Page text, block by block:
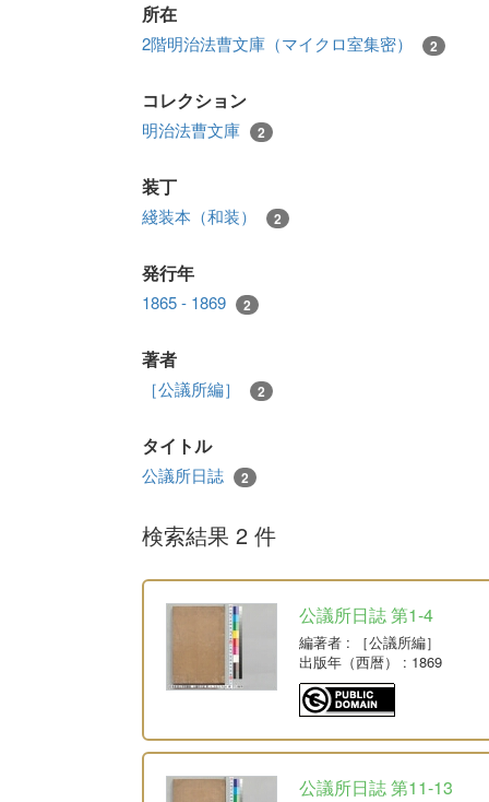
所在
2階明治法曹文庫（マイクロ室集密） 2
コレクション
明治法曹文庫 2
装丁
綫装本（和装） 2
発行年
1865 - 1869 2
著者
［公議所編］ 2
タイトル
公議所日誌 2
検索結果 2 件
公議所日誌 第1-4
編著者 : ［公議所編］
出版年（西暦）
: 1869
公議所日誌 第11-13